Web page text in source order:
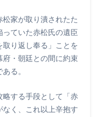
家が取り潰されたた
ていた赤松氏の遺臣
り返し奉る」ことを
・朝廷との間に約束
る。
略する手段として「赤
く、これ以上辛抱す